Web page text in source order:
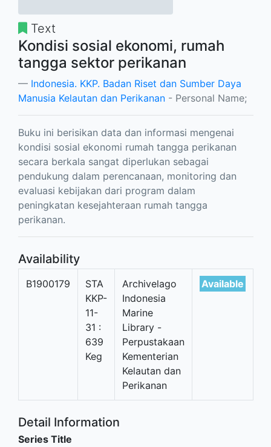
Text
Kondisi sosial ekonomi, rumah
tangga sektor perikanan
Indonesia. KKP. Badan Riset dan Sumber Daya
Manusia Kelautan dan Perikanan - Personal Name;
Buku ini berisikan data dan informasi mengenai
kondisi sosial ekonomi rumah tangga perikanan
secara berkala sangat diperlukan sebagai
pendukung dalam perencanaan, monitoring dan
evaluasi kebijakan dari program dalam
peningkatan kesejahteraan rumah tangga
perikanan.
Availability
B1900179
STA
KKP-
11-
31 :
639
Keg
Archivelago
Indonesia
Marine
Library -
Perpustakaan
Kementerian
Kelautan dan
Perikanan
Available
Detail Information
Series Title